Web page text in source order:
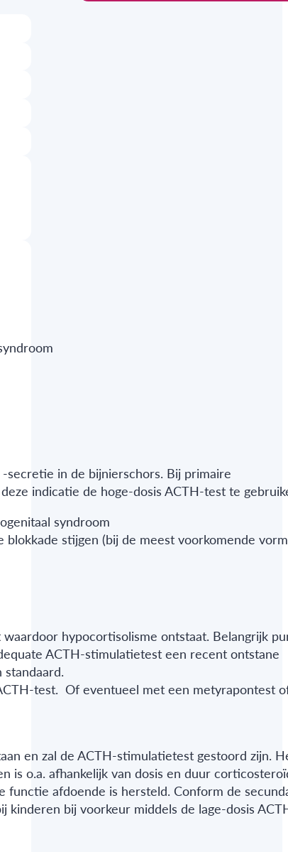
in de bijnierschors. Bij primaire
indicatie de hoge-dosis ACTH-test te
syndroom
stijgen (bij de meest voorkomende
hypocortisolisme ontstaat. Belangrijk
ACTH-stimulatietest een recent ontstane
test. Of eventueel met een metyrapontest
en zal de ACTH-stimulatietest gestoord zijn.
is o.a. afhankelijk van dosis en duur
afdoende is hersteld. Conform de
bij voorkeur middels de lage-dosis